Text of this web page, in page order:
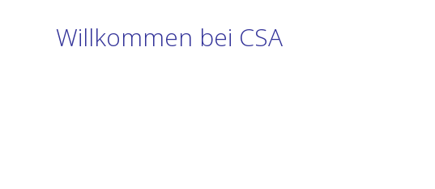
Willkommen bei CSA